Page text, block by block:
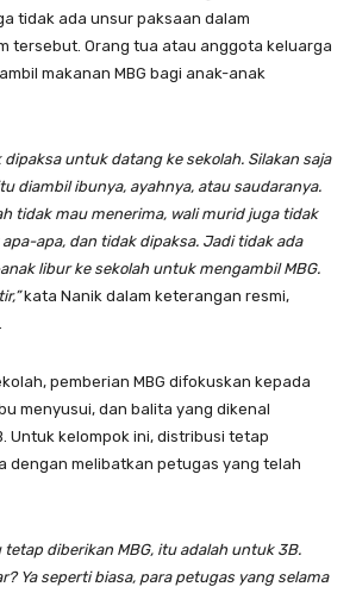
tidak ada unsur paksaan dalam
tersebut. Orang tua atau anggota keluarga
makanan MBG bagi anak-anak
dipaksa untuk datang ke sekolah. Silakan saja
diambil ibunya, ayahnya, atau saudaranya.
tidak mau menerima, wali murid juga tidak
apa, dan tidak dipaksa. Jadi tidak ada
libur ke sekolah untuk mengambil MBG.
kata Nanik dalam keterangan resmi,
pemberian MBG difokuskan kepada
menyusui, dan balita yang dikenal
Untuk kelompok ini, distribusi tetap
dengan melibatkan petugas yang telah
tetap diberikan MBG, itu adalah untuk 3B.
Ya seperti biasa, para petugas yang selama